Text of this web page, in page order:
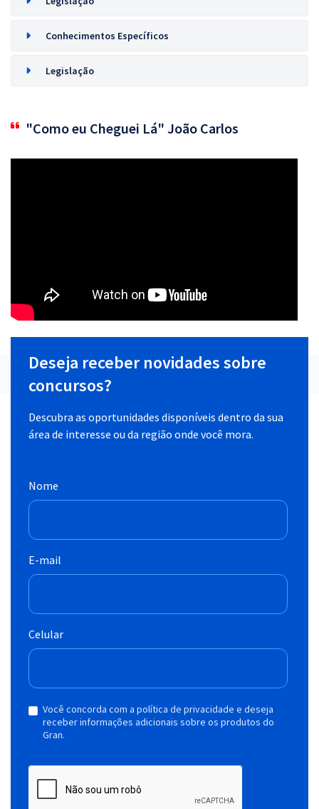
Conhecimentos Específicos
Legislação
"Como eu Cheguei Lá" João Carlos
Deseja receber novidades sobre
concursos?
Descubra as oportunidades disponíveis dentro da sua
área de interesse ou da região onde você mora.
Nome
E-mail
Celular
Você concorda com a política de privacidade e deseja
receber informações adicionais sobre os produtos do
Gran.